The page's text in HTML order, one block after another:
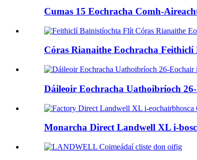
Cumas 15 Eochracha Comh-
Córas Rianaithe Eochracha
Dáileoir Eochracha Uathoibríoch
Monarcha Direct Landwell XL i-